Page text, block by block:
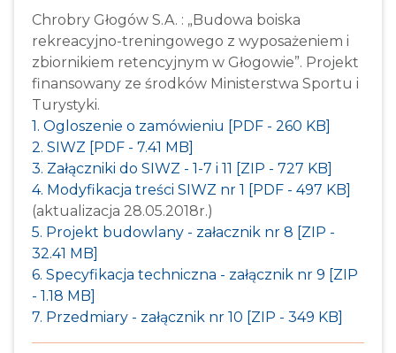
Chrobry Głogów S.A. : „Budowa boiska
rekreacyjno-treningowego z wyposażeniem i
zbiornikiem retencyjnym w Głogowie”. Projekt
finansowany ze środków Ministerstwa Sportu i
Turystyki.
1. Ogloszenie o zamówieniu [PDF - 260 KB]
2. SIWZ [PDF - 7.41 MB]
3. Załączniki do SIWZ - 1-7 i 11 [ZIP - 727 KB]
4. Modyfikacja treści SIWZ nr 1 [PDF - 497 KB]
(aktualizacja 28.05.2018r.)
5. Projekt budowlany - załacznik nr 8 [ZIP -
32.41 MB]
6. Specyfikacja techniczna - załącznik nr 9 [ZIP
- 1.18 MB]
7. Przedmiary - załącznik nr 10 [ZIP - 349 KB]